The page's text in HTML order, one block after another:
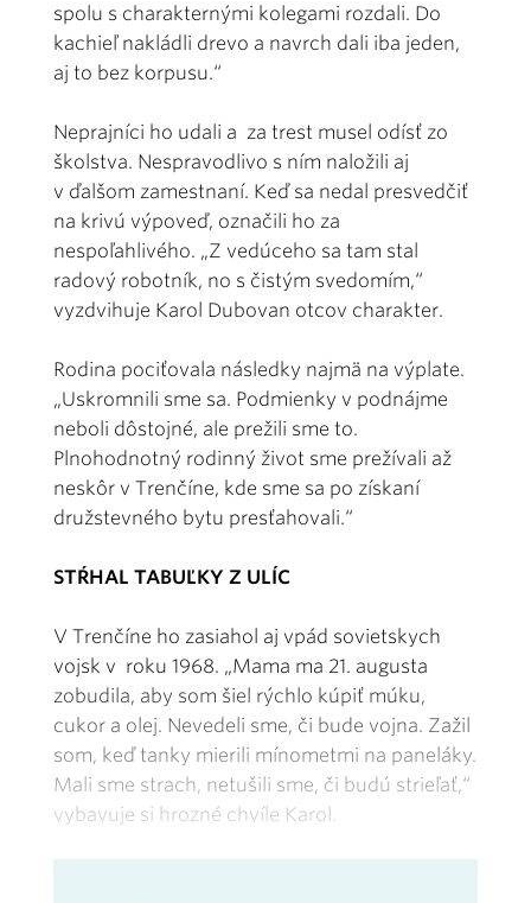
spolu s charakternými kolegami rozdali. Do
kachieľ nakládli drevo a navrch dali iba jeden,
aj to bez korpusu.“
Neprajníci ho udali a za trest musel odísť zo
školstva. Nespravodlivo s ním naložili aj
v ďalšom zamestnaní. Keď sa nedal presvedčiť
na krivú výpoveď, označili ho za
nespoľahlivého. „Z vedúceho sa tam stal
radový robotník, no s čistým svedomím,“
vyzdvihuje Karol Dubovan otcov charakter.
Rodina pociťovala následky najmä na výplate.
„Uskromnili sme sa. Podmienky v podnájme
neboli dôstojné, ale prežili sme to.
Plnohodnotný rodinný život sme prežívali až
neskôr v Trenčíne, kde sme sa po získaní
družstevného bytu presťahovali.“
STŔHAL TABUĽKY Z ULÍC
V Trenčíne ho zasiahol aj vpád sovietskych
vojsk v roku 1968. „Mama ma 21. augusta
zobudila, aby som šiel rýchlo kúpiť múku,
cukor a olej. Nevedeli sme, či bude vojna. Zažil
som, keď tanky mierili mínometmi na paneláky.
Mali sme strach, netušili sme, či budú strieľať,“
vybavuje si hrozné chvíle Karol.